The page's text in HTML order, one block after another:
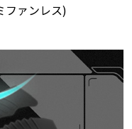
ファンレス)